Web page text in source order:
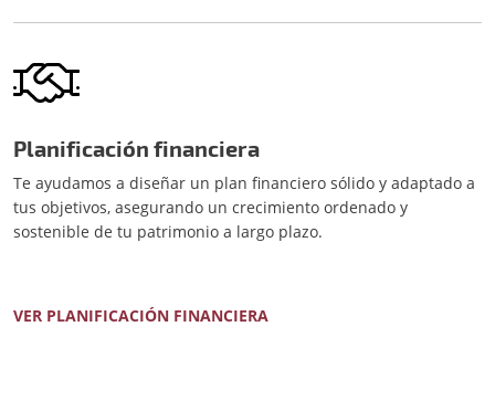
Planificación financiera
Te ayudamos a diseñar un plan financiero sólido y adaptado a
tus objetivos, asegurando un crecimiento ordenado y
sostenible de tu patrimonio a largo plazo.
VER PLANIFICACIÓN FINANCIERA